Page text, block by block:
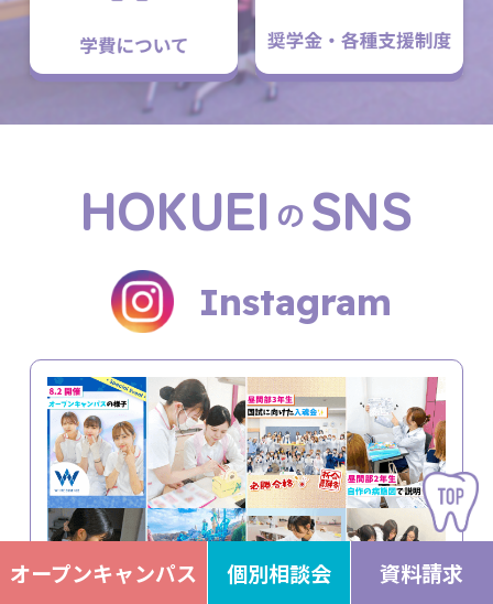
HOKUEI の SNS
Instagram
オープンキャンパス 個別相談会 資料請求